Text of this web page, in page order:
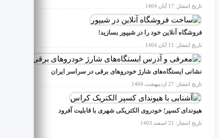
تاریخ انتشار: 17 آبان 1404
فروشگاه آنلاین خود را در شیپور بسازید!
تاریخ انتشار: 11 آبان 1404
نشانی ایستگاه‌های شارژ خودروهای برقی در سراسر ایران
تاریخ انتشار: 27 اردیبهشت 1404
هیوندای کسپر؛ خودروی الکتریکی شهری با قابلیت آفرود
تاریخ انتشار: 21 اسفند 1403